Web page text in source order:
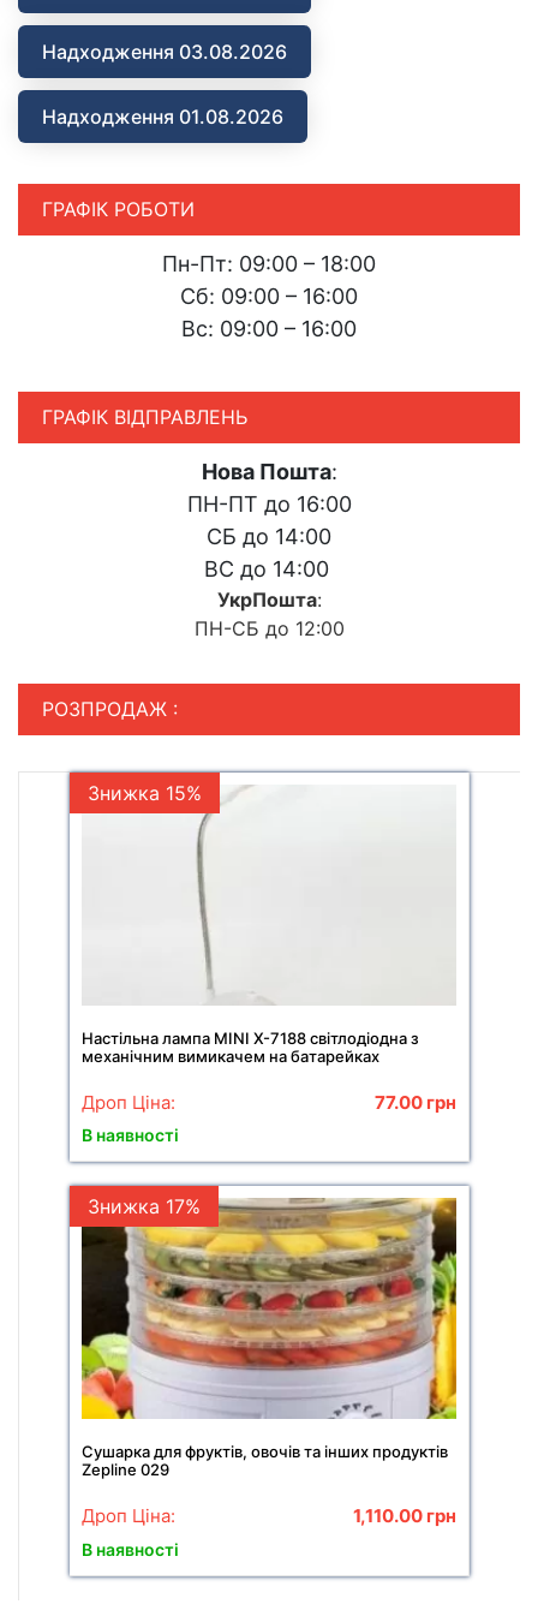
Надходження 03.08.2026
Надходження 01.08.2026
ГРАФІК РОБОТИ
Пн-Пт: 09:00 – 18:00
Сб: 09:00 – 16:00
Вс: 09:00 – 16:00
ГРАФІК ВІДПРАВЛЕНЬ
Нова Пошта:
ПН-ПТ до 16:00
СБ до 14:00
ВС до 14:00
УкрПошта:
ПН-СБ до 12:00
РОЗПРОДАЖ :
Знижка 15%
Настільна лампа MINI X-7188 світлодіодна з
механічним вимикачем на батарейках
Дроп Ціна: 77.00 грн
В наявності
Знижка 17%
Сушарка для фруктів, овочів та інших продуктів
Zepline 029
Дроп Ціна: 1,110.00 грн
В наявності